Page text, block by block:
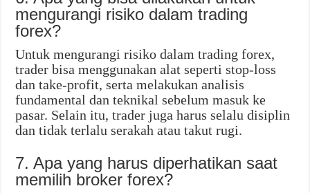
mengurangi risiko dalam trading
forex?
Untuk mengurangi risiko dalam trading forex,
trader bisa menggunakan alat seperti stop-loss
dan take-profit, serta melakukan analisis
fundamental dan teknikal sebelum masuk ke
pasar. Selain itu, trader juga harus selalu disiplin
dan tidak terlalu serakah atau takut rugi.
7. Apa yang harus diperhatikan saat
memilih broker forex?